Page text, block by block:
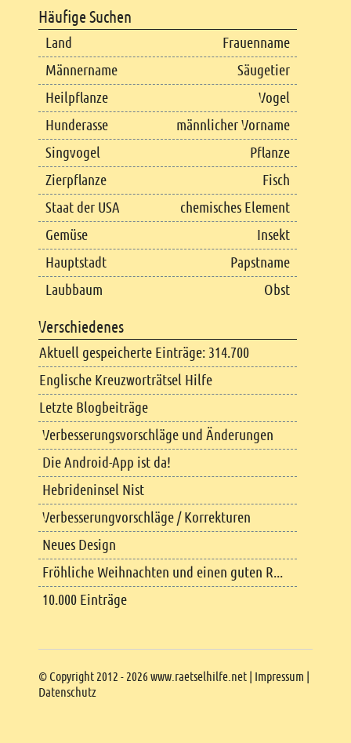
Copyright
© Copyright 2012 - 2026 www.raetselhilfe.net | Impressum |
Datenschutz
Häufige Suchen
Land
Frauenname
Männername
Säugetier
Heilpflanze
Vogel
Hunderasse
männlicher Vorname
Singvogel
Pflanze
Zierpflanze
Fisch
Staat der USA
chemisches Element
Gemüse
Insekt
Hauptstadt
Papstname
Laubbaum
Obst
Verschiedenes
Aktuell gespeicherte Einträge: 314.700
Englische Kreuzworträtsel Hilfe
Letzte Blogbeiträge
Verbesserungsvorschläge und Änderungen
Die Android-App ist da!
Hebrideninsel Nist
Verbesserungvorschläge / Korrekturen
Neues Design
Fröhliche Weihnachten und einen guten R...
10.000 Einträge